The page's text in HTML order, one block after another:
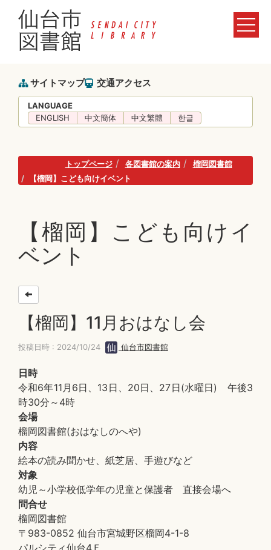
サイトマップ 交通アクセス
LANGUAGE
ENGLISH
中文簡体 中文繁體 한글
トップページ 各図書館の案内
榴岡図書館
【榴岡】こども向けイベント
【榴岡】こども向けイ
ベント
【榴岡】11月おはなし会
投稿日時 : 2024/10/24 仙台市図書館
日時
令和6年11月6日、13日、20日、27日(水曜日) 午後3
時30分～4時
会場
榴岡図書館(おはなしのへや)
内容
絵本の読み聞かせ、紙芝居、手遊びなど
対象
幼児～小学校低学年の児童と保護者 直接会場へ
問合せ
榴岡図書館
〒983-0852 仙台市宮城野区榴岡4-1-8
パルシティ仙台4Ｆ